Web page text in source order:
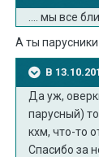
.... мы все
А ты
В
Да уж,
парусный)
кхм, что-то
Спасибо за